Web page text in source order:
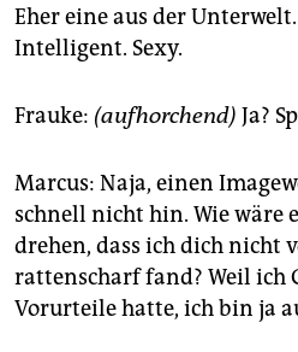
Eher eine aus der
Intelligent. Sexy.
Frauke: (aufhorchend) Ja?
Marcus: Naja, einen
schnell nicht hin. Wie wäre
drehen, dass ich dich nicht
rattenscharf fand? Weil ich
Vorurteile hatte, ich bin ja